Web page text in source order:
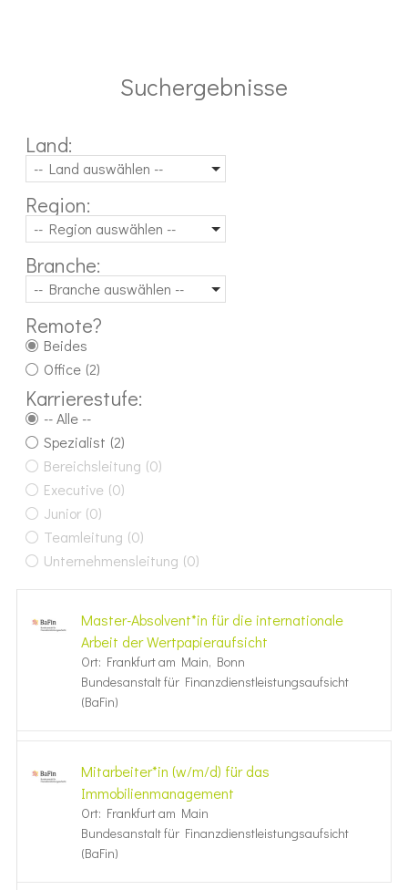
Suchergebnisse
Land:
-- Land auswählen --
Region:
-- Region auswählen --
Branche:
-- Branche auswählen --
Remote?
Beides
Office (2)
Karrierestufe:
-- Alle --
Spezialist (2)
Bereichsleitung (0)
Executive (0)
Junior (0)
Teamleitung (0)
Unternehmensleitung (0)
Master-Absolvent*in für die internationale
Arbeit der Wertpapieraufsicht
Ort: Frankfurt am Main, Bonn
Bundesanstalt für Finanzdienstleistungsaufsicht
(BaFin)
Mitarbeiter*in (w/m/d) für das
Immobilienmanagement
Ort: Frankfurt am Main
Bundesanstalt für Finanzdienstleistungsaufsicht
(BaFin)